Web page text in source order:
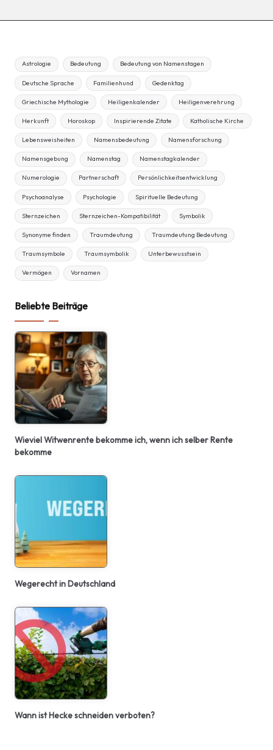
Astrologie Bedeutung Bedeutung von Namenstagen
Deutsche Sprache Familienhund Gedenktag
Griechische Mythologie Heiligenkalender Heiligenverehrung
Herkunft Horoskop Inspirierende Zitate Katholische Kirche
Lebensweisheiten Namensbedeutung Namensforschung
Namensgebung Namenstag Namenstagkalender
Numerologie Partnerschaft Persönlichkeitsentwicklung
Psychoanalyse Psychologie Spirituelle Bedeutung
Sternzeichen Sternzeichen-Kompatibilität Symbolik
Synonyme finden Traumdeutung Traumdeutung Bedeutung
Traumsymbole Traumsymbolik Unterbewusstsein
Vermögen Vornamen
Beliebte Beiträge
Wieviel Witwenrente bekomme ich, wenn ich selber Rente
bekomme
Wegerecht in Deutschland
Wann ist Hecke schneiden verboten?